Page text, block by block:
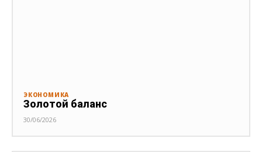
ЭКОНОМИКА
Золотой баланс
30/06/2026